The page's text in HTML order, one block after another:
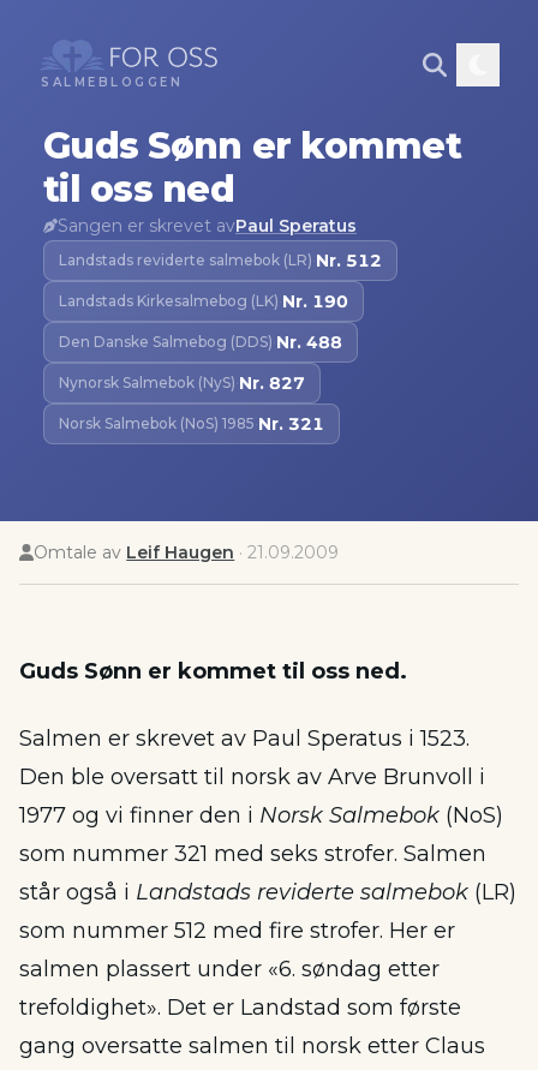
SALMEBLOGGEN
Guds Sønn er kommet
til oss ned
Sangen er skrevet avPaul Speratus
Landstads reviderte salmebok (LR)·Nr. 512
Landstads Kirkesalmebog (LK)·Nr. 190
Den Danske Salmebog (DDS)·Nr. 488
Nynorsk Salmebok (NyS)·Nr. 827
Norsk Salmebok (NoS) 1985·Nr. 321
Omtale av Leif Haugen ·21.09.2009
Guds Sønn er kommet til oss ned.
Salmen er skrevet av Paul Speratus i 1523.
Den ble oversatt til norsk av Arve Brunvoll i
1977 og vi finner den i Norsk Salmebok (NoS)
som nummer 321 med seks strofer. Salmen
står også i Landstads reviderte salmebok (LR)
som nummer 512 med fire strofer. Her er
salmen plassert under «6. søndag etter
trefoldighet». Det er Landstad som første
gang oversatte salmen til norsk etter Claus